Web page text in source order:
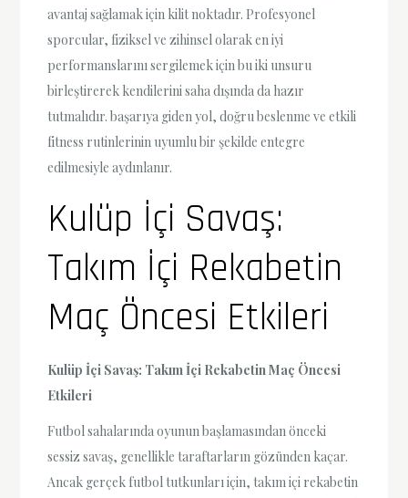
avantaj sağlamak için kilit noktadır. Profesyonel
sporcular, fiziksel ve zihinsel olarak en iyi
performanslarını sergilemek için bu iki unsuru
birleştirerek kendilerini saha dışında da hazır
tutmalıdır. başarıya giden yol, doğru beslenme ve etkili
fitness rutinlerinin uyumlu bir şekilde entegre
edilmesiyle aydınlanır.
Kulüp İçi Savaş:
Takım İçi Rekabetin
Maç Öncesi Etkileri
Kulüp İçi Savaş: Takım İçi Rekabetin Maç Öncesi
Etkileri
Futbol sahalarında oyunun başlamasından önceki
sessiz savaş, genellikle taraftarların gözünden kaçar.
Ancak gerçek futbol tutkunları için, takım içi rekabetin